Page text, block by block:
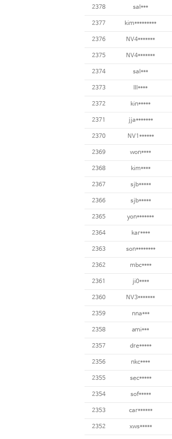
2378 sal***
2377 kim*********
2376 NV4*******
2375 NV4*******
2374 sal***
2373 lll****
2372 kin*****
2371 jja*******
2370 NV1******
2369 won****
2368 kim****
2367 sjb*****
2366 sjb*****
2365 yon*******
2364 kar****
2363 son********
2362 mbc****
2361 ji0****
2360 NV3*******
2359 nna***
2358 ami***
2357 dre*****
2356 nkc****
2355 sec*****
2354 sof*****
2353 car******
2352 xws*****